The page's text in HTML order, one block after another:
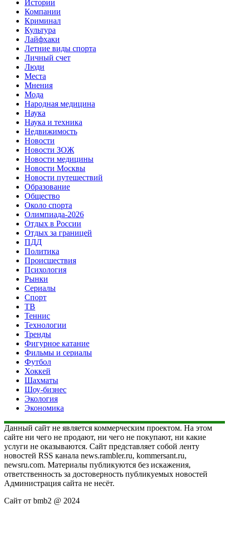
Истории
Компании
Криминал
Культура
Лайфхаки
Летние виды спорта
Личный счет
Люди
Места
Мнения
Мода
Народная медицина
Наука
Наука и техника
Недвижимость
Новости
Новости ЗОЖ
Новости медицины
Новости Москвы
Новости путешествий
Образование
Общество
Около спорта
Олимпиада-2026
Отдых в России
Отдых за границей
ПДД
Политика
Происшествия
Психология
Рынки
Сериалы
Спорт
ТВ
Теннис
Технологии
Тренды
Фигурное катание
Фильмы и сериалы
Футбол
Хоккей
Шахматы
Шоу-бизнес
Экология
Экономика
Данный сайт не является коммерческим проектом. На этом
сайте ни чего не продают, ни чего не покупают, ни какие
услуги не оказываются. Сайт представляет собой ленту
новостей RSS канала news.rambler.ru, kommersant.ru,
newsru.com. Материалы публикуются без искажения,
ответственность за достоверность публикуемых новостей
Администрация сайта не несёт.
Сайт от bmb2 @ 2024